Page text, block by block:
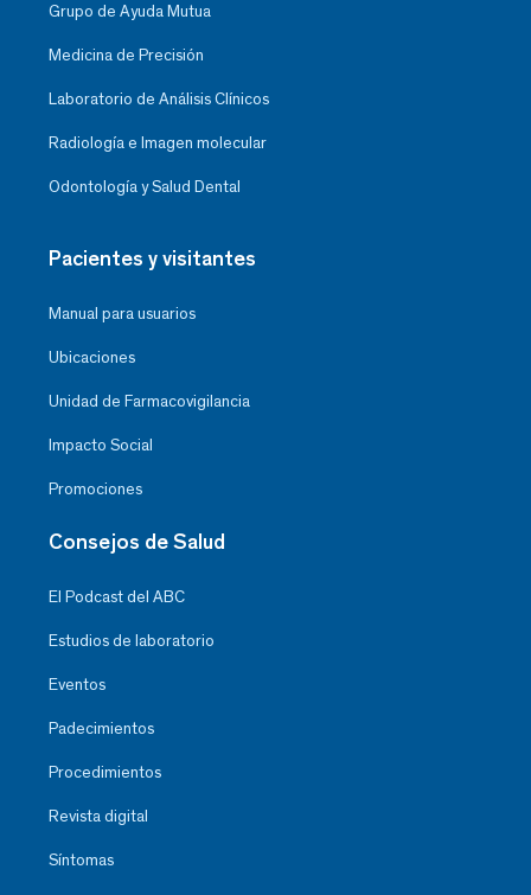
Grupo de Ayuda Mutua
Medicina de Precisión
Laboratorio de Análisis Clínicos
Radiología e Imagen molecular
Odontología y Salud Dental
Pacientes y visitantes
Manual para usuarios
Ubicaciones
Unidad de Farmacovigilancia
Impacto Social
Promociones
Consejos de Salud
El Podcast del ABC
Estudios de laboratorio
Eventos
Padecimientos
Procedimientos
Revista digital
Síntomas